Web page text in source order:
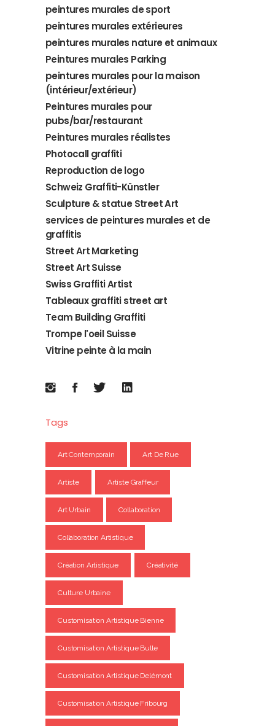
peintures murales de sport
peintures murales extérieures
peintures murales nature et animaux
Peintures murales Parking
peintures murales pour la maison
(intérieur/extérieur)
Peintures murales pour
pubs/bar/restaurant
Peintures murales réalistes
Photocall graffiti
Reproduction de logo
Schweiz Graffiti-Künstler
Sculpture & statue Street Art
services de peintures murales et de
graffitis
Street Art Marketing
Street Art Suisse
Swiss Graffiti Artist
Tableaux graffiti street art
Team Building Graffiti
Trompe l'oeil Suisse
Vitrine peinte à la main
Tags
Art Contemporain Art De Rue
Artiste Artiste Graffeur
Art Urbain Collaboration
Collaboration Artistique
Création Artistique Créativité
Culture Urbaine
Customisation Artistique Bienne
Customisation Artistique Bulle
Customisation Artistique Delémont
Customisation Artistique Fribourg